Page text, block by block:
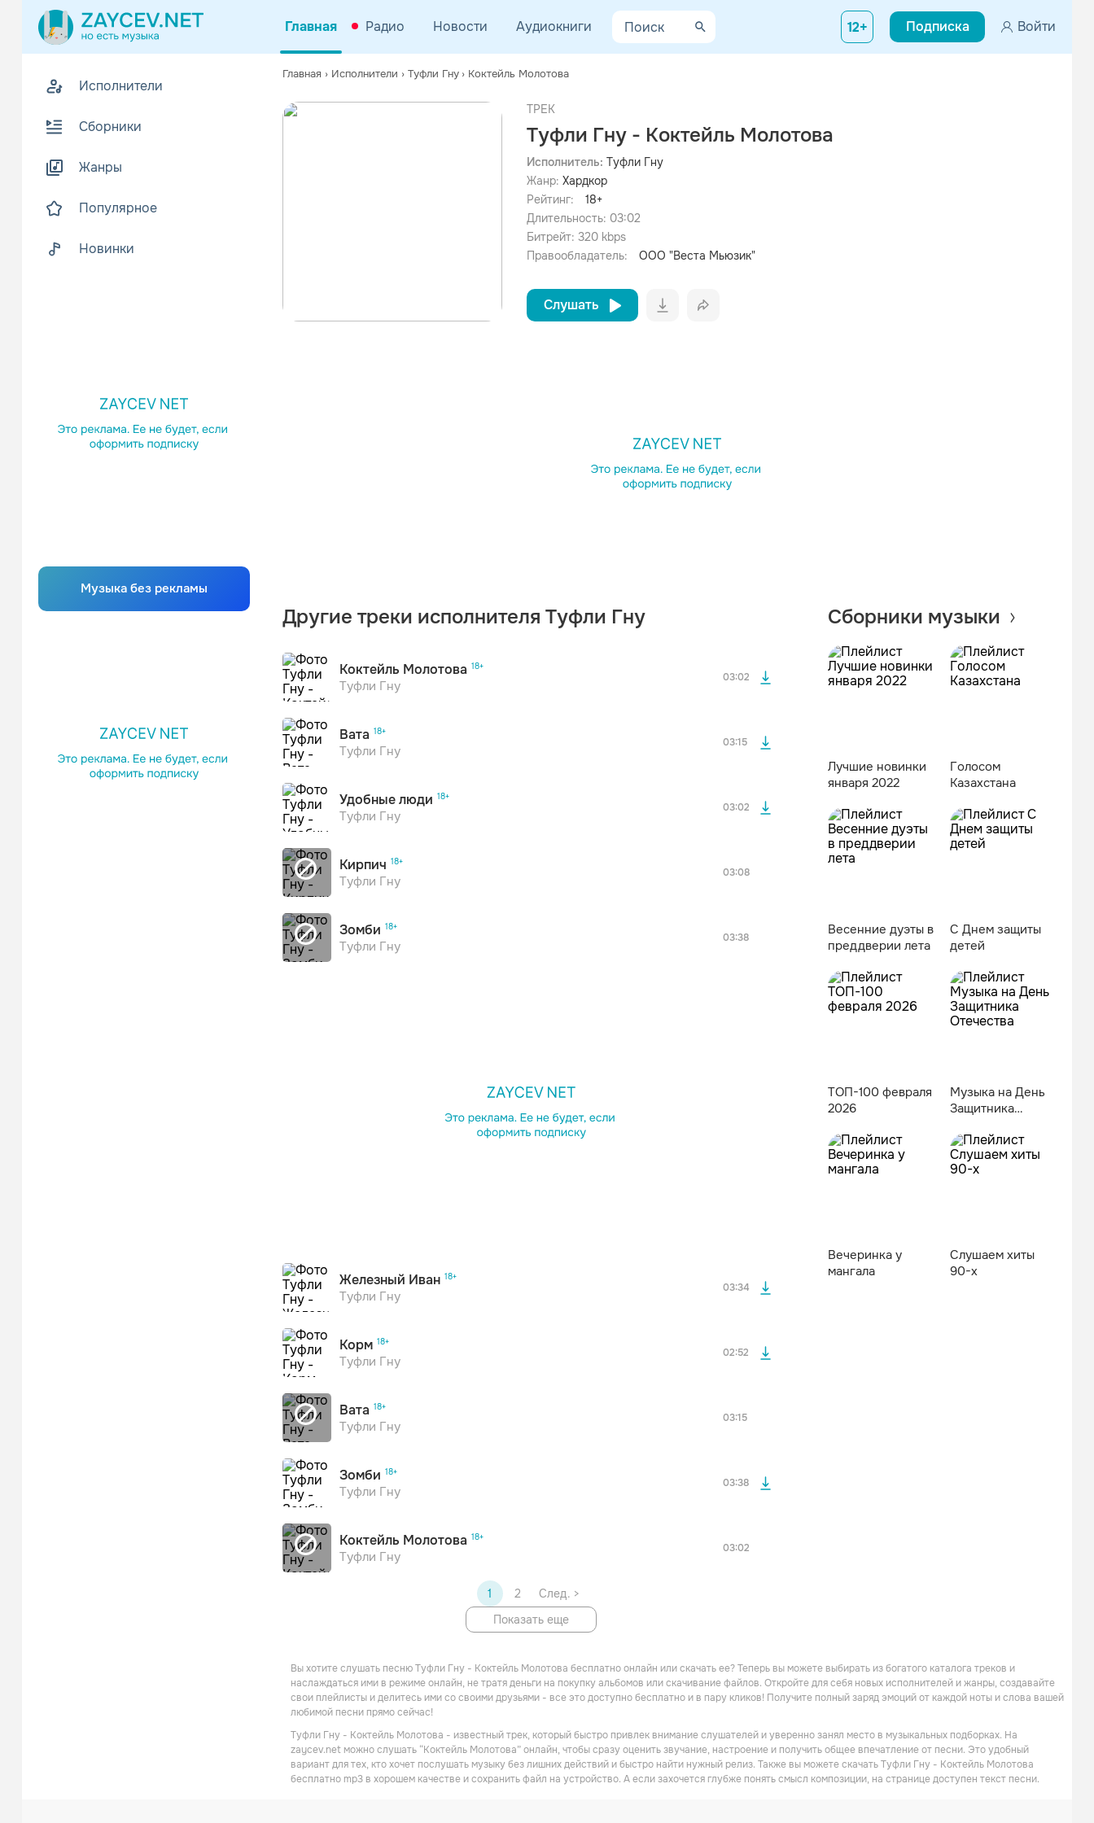
Главная Радио Новости Аудиокниги 12+ Подписка Войти
Исполнители
Сборники
Жанры
Популярное
Новинки
Музыка без рекламы
Главная › Исполнители › Туфли Гну › Коктейль Молотова
ТРЕК
Туфли Гну - Коктейль Молотова
Исполнитель: Туфли Гну
Жанр: Хардкор
Рейтинг:
18+
Длительность: 03:02
Битрейт: 320 kbps
Правообладатель:
ООО "Веста Мьюзик"
Слушать
просмотра рекламы
оформления подписки.
После просмотра Вы сможете скачать 3 файла без
дополнительной рекламы!
Другие треки исполнителя Туфли Гну
Коктейль Молотова
Туфли Гну
03:02
Вата
Туфли Гну
03:15
просмотра рекламы
оформления подписки.
Удобные люди
Туфли Гну
03:02
Кирпич
Туфли Гну
03:08
Зомби
Туфли Гну
03:38
Железный Иван
Туфли Гну
03:34
Корм
Туфли Гну
02:52
Вата
Туфли Гну
03:15
Зомби
Туфли Гну
03:38
Коктейль Молотова
Туфли Гну
03:02
1 2
След. >
Показать еще
Сборники музыки
Лучшие новинки
января 2022
Голосом
Казахстана
Весенние дуэты в
преддверии лета
С Днем защиты
детей
ТОП-100 февраля
2026
Музыка на День
Защитника
Вечеринка у
мангала
Слушаем хиты
90-х
Вы хотите слушать песню Туфли Гну - Коктейль Молотова бесплатно онлайн или скачать ее? Теперь вы можете выбирать из богатого каталога треков и
наслаждаться ими в режиме онлайн, не тратя деньги на покупку альбомов или скачивание файлов. Откройте для себя новых исполнителей и жанры, создавайте
свои плейлисты и делитесь ими со своими друзьями - все это доступно бесплатно и в пару кликов! Получите полный заряд эмоций от каждой ноты и слова вашей
любимой песни прямо сейчас!
Туфли Гну - Коктейль Молотова - известный трек, который быстро привлек внимание слушателей и уверенно занял место в музыкальных подборках. На
zaycev.net можно слушать “Коктейль Молотова” онлайн, чтобы сразу оценить звучание, настроение и получить общее впечатление от песни. Это удобный
вариант для тех, кто хочет послушать музыку без лишних действий и быстро найти нужный релиз. Также вы можете скачать Туфли Гну - Коктейль Молотова
бесплатно mp3 в хорошем качестве и сохранить файл на устройство. А если захочется глубже понять смысл композиции, на странице доступен текст песни.